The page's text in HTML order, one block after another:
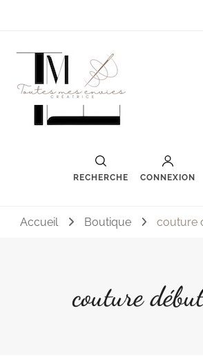
Toutes mes envies
Couture, accessoires, mode, bijoux …
RECHERCHE CONNEXION
Accueil Boutique couture
couture